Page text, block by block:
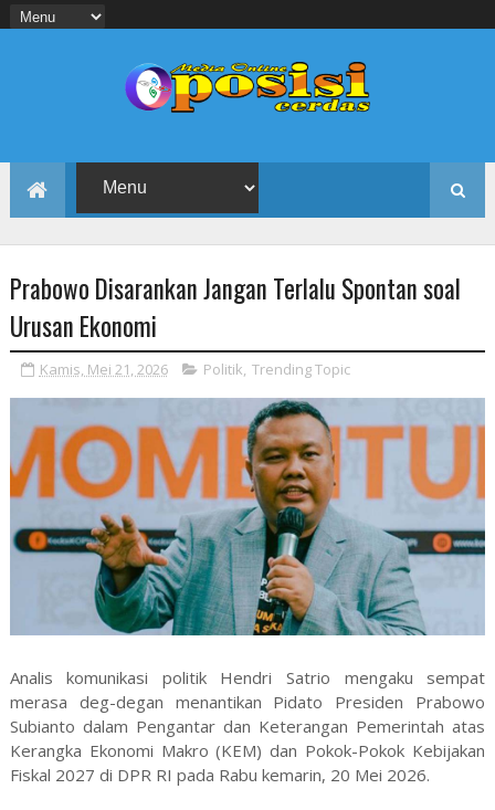
Prabowo Disarankan Jangan Terlalu Spontan soal
Urusan Ekonomi
Kamis, Mei 21, 2026 Politik, Trending Topic
Analis komunikasi politik Hendri Satrio mengaku sempat
merasa deg-degan menantikan Pidato Presiden Prabowo
Subianto dalam Pengantar dan Keterangan Pemerintah atas
Kerangka Ekonomi Makro (KEM) dan Pokok-Pokok Kebijakan
Fiskal 2027 di DPR RI pada Rabu kemarin, 20 Mei 2026.